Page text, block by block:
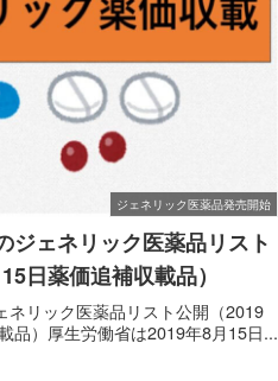
ジェネリック医薬品発売開始
ジェネリック医薬品リスト
日薬価追補収載品）
ネリック医薬品リスト公開（2019
品）厚生労働省は2019年8月15日...